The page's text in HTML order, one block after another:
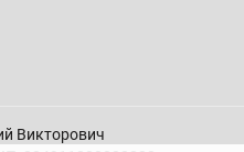
Викторович